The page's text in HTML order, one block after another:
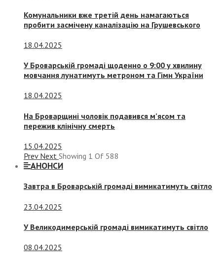
Комунальники вже третій день намагаються
пробити засмічену каналізацію на Грушевського
18.04.2025
У Броварській громаді щоденно о 9:00 у хвилину
мовчання лунатимуть метроном та Гімн України
18.04.2025
На Броварщині чоловік подавився м’ясом та
пережив клінічну смерть
15.04.2025
Prev Next Showing 1 Of 588
АНОНСИ
Завтра в Броварській громаді вимикатимуть світло
23.04.2025
У Великодимерській громаді вимикатимуть світло
08.04.2025